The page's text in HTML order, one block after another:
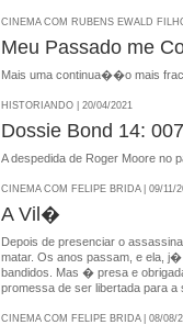
CINEMA COM RUBENS EWALD
Meu Passado me
Mais uma continua��o mais
HISTORIANDO | 20/04/2021
Dossie Bond 14:
A despedida de Roger Moore no
CINEMA COM FELIPE BRIDA | 09/11/
A Vil�
Depois de presenciar o
matar. Os anos passam, e ela,
bandidos. Mas � presa e
promessa de ser libertada para a
CINEMA COM FELIPE BRIDA | 08/08/